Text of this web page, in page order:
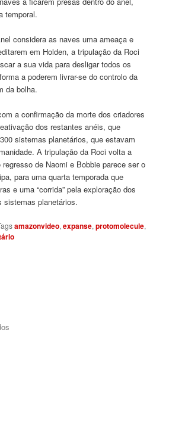
temporal.
considera as naves uma ameaça e
em Holden, a tripulação da Roci
a sua vida para desligar todos os
a poderem livrar-se do controlo da
da bolha.
a confirmação da morte dos criadores
dos restantes anéis, que
sistemas planetários, que estavam
A tripulação da Roci volta a
de Naomi e Bobbie parece ser o
para uma quarta temporada que
e uma “corrida” pela exploração dos
sistemas planetários.
amazonvideo,expanse,protomolecule,